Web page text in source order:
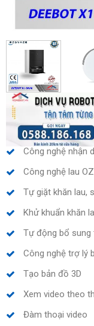
Công nghệ nhận
Công nghệ lau
Tự giặt khăn lau,
Khử khuẩn khăn
Tự động bổ
Công nghệ trợ lý
Tạo bản đồ 3D
Xem video theo
Đàm thoại video